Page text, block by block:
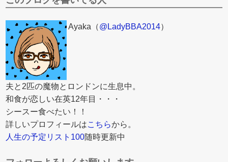
Ayaka（@LadyBBA2014）
夫と2匹の魔物とロンドンに生息中。
和食が恋しい在英12年目・・・
シースー食べたい！！
詳しいプロフィールはこちらから。
人生の予定リスト100随時更新中